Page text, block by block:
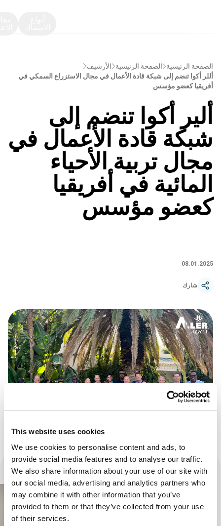
This website uses cookies
We use cookies to personalise content and ads, to
provide social media features and to analyse our traffic.
We also share information about your use of our site with
our social media, advertising and analytics partners who
may combine it with other information that you’ve
provided to them or that they’ve collected from your use
of their services.
الصفحة الرئيسية الصفحة الرئيسية
الأرشيف
أللر أكوا تنضم إلى شبكة قادة الأعمال في مجال الاستزراع السمكي في
أفريقيا كعضو مؤسس
08.01.2025
شارك
ألير أكوا تنضم إلى
شبكة قادة الأعمال في
مجال تربية الأحياء
المائية في أفريقيا
كعضو مؤسس
محتوى ذو صلة